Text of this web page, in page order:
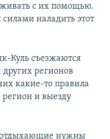
с их помощью.
наладить этот
Куль съезжаются
регионов
какие-то правила
регион и выезду
отдыхающие нужны